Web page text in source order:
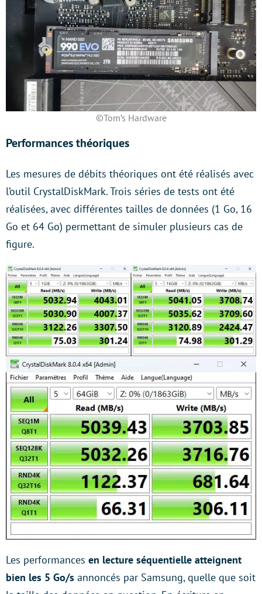
©Tom’s Hardware
Performances théoriques
Les mesures de débits théoriques ont été réalisés avec
l’outil CrystalDiskMark. Trois séries de tests ont été
réalisées, avec différentes tailles de données (1 Go, 16
Go et 64 Go) permettant de simuler plusieurs cas de
figure.
Les performances en lecture séquentielle atteignent
bien les 5 Go/s annoncés par Samsung, quelle que soit